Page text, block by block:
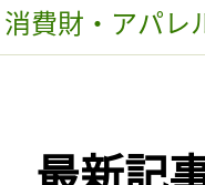
費財・アパレ